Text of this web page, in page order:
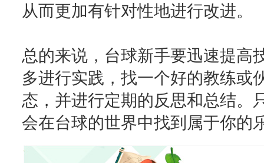
从而更加有针对性地进行改进。
总的来说，台球新手要迅速提高
多进行实践，找一个好的教练或
态，并进行定期的反思和总结。
会在台球的世界中找到属于你的